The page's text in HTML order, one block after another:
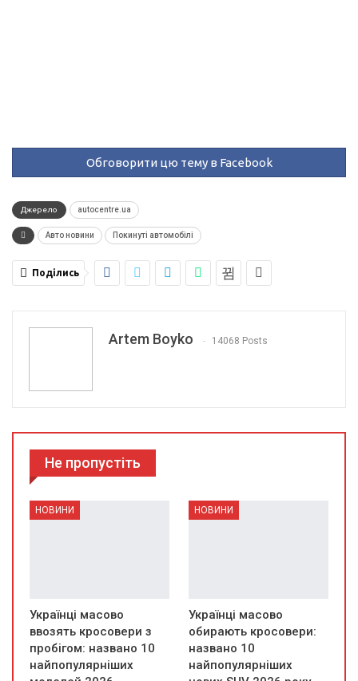
Обговорити цю тему в Facebook
Джерело autocentre.ua
Авто новини Покинуті автомобілі
Поділись
Artem Boyko 14068 Posts
Не пропустіть
НОВИНИ
Українці масово
ввозять кросовери з
пробігом: названо 10
найпопулярніших
НОВИНИ
Українці масово
обирають кросовери:
названо 10
найпопулярніших